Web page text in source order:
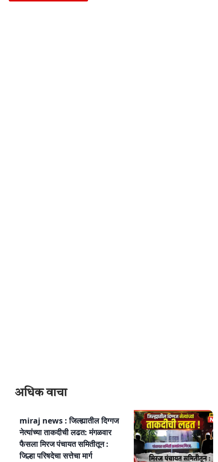
अधिक वाचा
miraj news : जिल्ह्यातील दिग्गज
नेत्यांच्या ताकदीची लढत: मंगळवार
फैसला मिरज पंचायत समितीतून :
जिल्हा परिषदेचा सत्तेचा मार्ग